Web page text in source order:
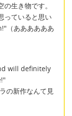
生き物です。
っていると思い
（ああああああ
will definitely
の新作なんて見